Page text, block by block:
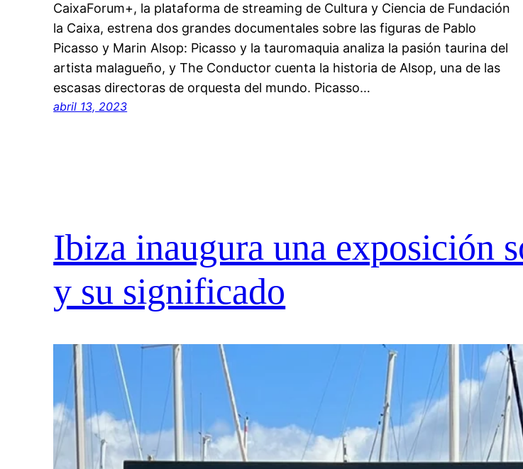
CaixaForum+, la plataforma de streaming de Cultura y Ciencia de Fundación
la Caixa, estrena dos grandes documentales sobre las figuras de Pablo
Picasso y Marin Alsop: Picasso y la tauromaquia analiza la pasión taurina del
artista malagueño, y The Conductor cuenta la historia de Alsop, una de las
escasas directoras de orquesta del mundo. Picasso…
abril 13, 2023
Ibiza inaugura una exposición
y su significado